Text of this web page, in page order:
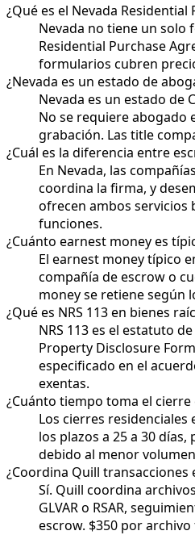
¿Qué es el Nevada
Nevada no tiene un solo
Residential Purchase
formularios cubren
¿Nevada es un estado de
Nevada es un estado de
No se requiere abogado
grabación. Las title
¿Cuál es la diferencia entre
En Nevada, las
coordina la firma, y
ofrecen ambos servicios
funciones.
¿Cuánto earnest money es
El earnest money típico
compañía de escrow o
money se retiene según
¿Qué es NRS 113 en bienes
NRS 113 es el estatuto
Property Disclosure
especificado en el
exentas.
¿Cuánto tiempo toma el cierre
Los cierres
los plazos a 25 a 30
debido al menor
¿Coordina Quill transacciones
Sí. Quill coordina
GLVAR o RSAR,
escrow. $350 por